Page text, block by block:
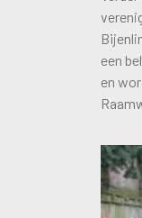
een
en